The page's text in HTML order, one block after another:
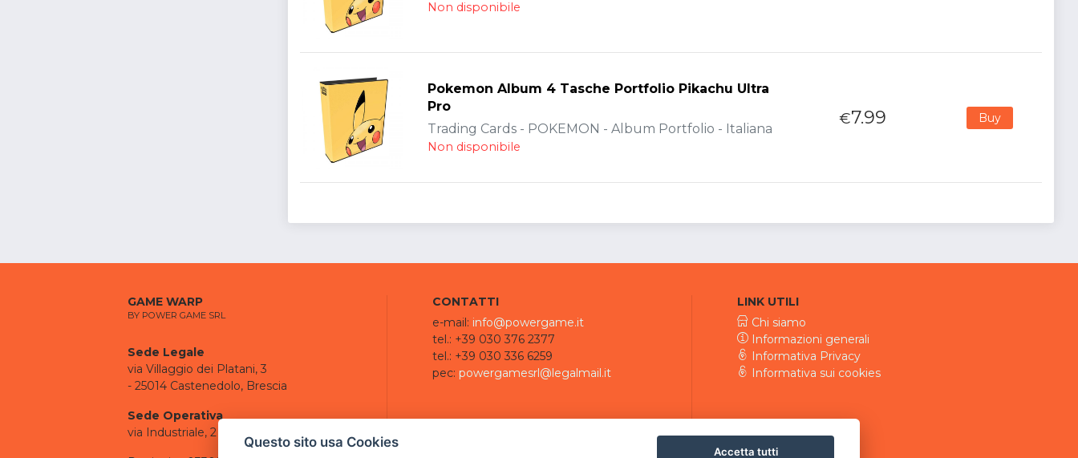
Non disponibile
Pokemon Album 4 Tasche Portfolio Pikachu Ultra
Pro
Trading Cards - POKEMON - Album Portfolio - Italiana
Non disponibile
€7.99 Buy
GAME WARP
BY POWER GAME SRL
Sede Legale
via Villaggio dei Platani, 3
- 25014 Castenedolo, Brescia
Sede Operativa
via Industriale, 2 - 25082 Botticino, BS
CONTATTI
e-mail: info@powergame.it
tel.: +39 030 376 2377
tel.: +39 030 336 6259
pec: powergamesrl@legalmail.it
LINK UTILI
Chi siamo
Informazioni generali
Informativa Privacy
Informativa sui cookies
Questo sito usa Cookies
Accetta tutti